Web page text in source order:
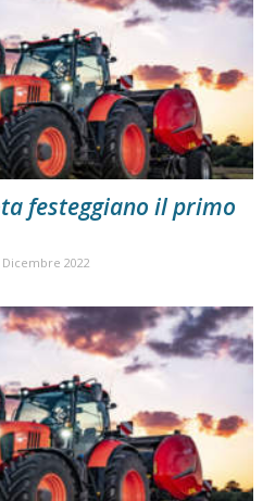
festeggiano il primo
Dicembre 2022